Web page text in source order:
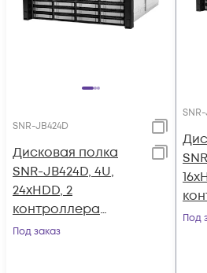
SNR-JB424D
Дисковая полка
SNR-JB424D, 4U,
24xHDD, 2
контроллера
12Gb/s,
Под заказ
Под